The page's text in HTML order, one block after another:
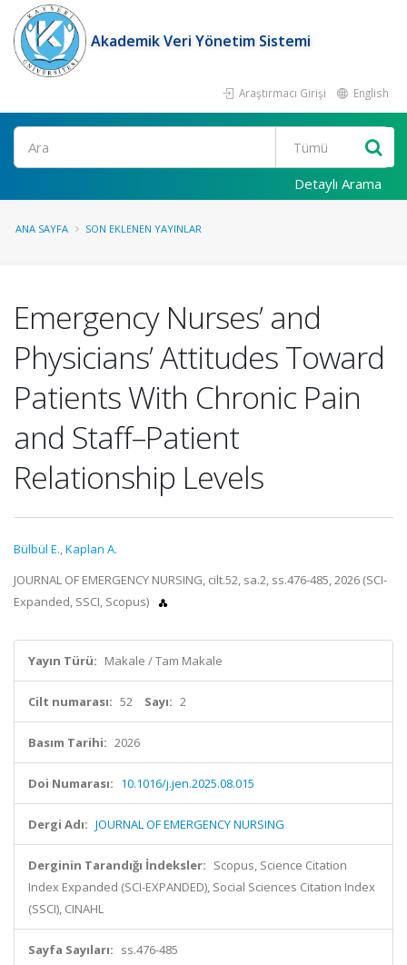
Akademik Veri Yönetim Sistemi
Araştırmacı Girişi English
Ara
Detaylı Arama
ANA SAYFA SON EKLENEN YAYINLAR
Emergency Nurses’ and
Physicians’ Attitudes Toward
Patients With Chronic Pain
and Staff–Patient
Relationship Levels
Bülbül E.,Kaplan A.
JOURNAL OF EMERGENCY NURSING, cilt.52, sa.2, ss.476-485, 2026 (SCI-
Expanded, SSCI, Scopus)
Yayın Türü: Makale / Tam Makale
Cilt numarası: 52 Sayı: 2
Basım Tarihi: 2026
Doi Numarası: 10.1016/j.jen.2025.08.015
Dergi Adı: JOURNAL OF EMERGENCY NURSING
Derginin Tarandığı İndeksler: Scopus, Science Citation
Index Expanded (SCI-EXPANDED), Social Sciences Citation Index
(SSCI), CINAHL
Sayfa Sayıları: ss.476-485